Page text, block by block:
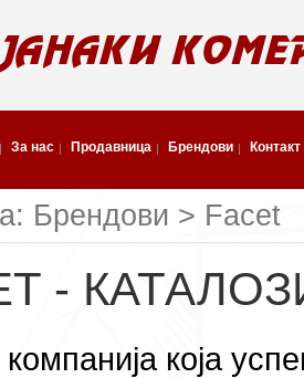
За нас Продавница Брендови Контакт
Брендови > Facet
-
која